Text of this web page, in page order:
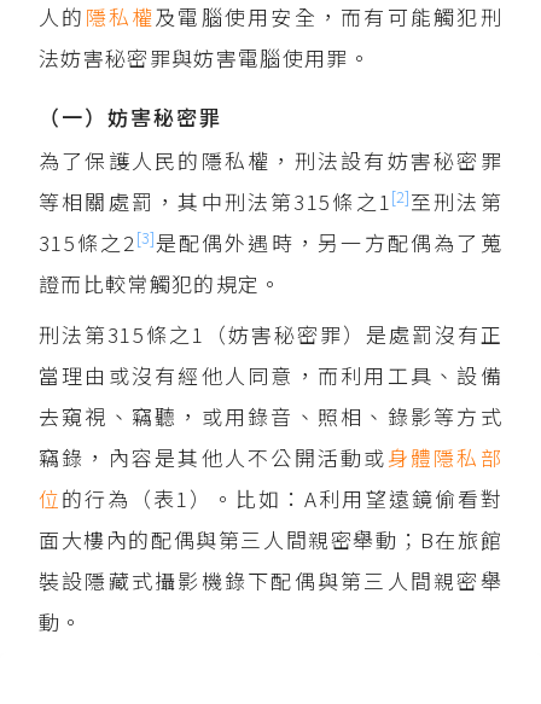
人的 隱私權及電腦使用安全，而有可能觸犯刑
法妨害秘密罪與妨害電腦使用罪。
（一）妨害秘密罪
為了保護人民的隱私權，刑法設有妨害秘密罪
等相關處罰，其中刑法第315條之1[2]至刑法第
315條之2[3]是配偶外遇時，另一方配偶為了蒐
證而比較常觸犯的規定。
刑法第315條之1（妨害秘密罪）是處罰沒有正
當理由或沒有經他人同意，而利用工具、設備
去窺視、竊聽，或用錄音、照相、錄影等方式
竊錄，內容是其他人不公開活動或身體隱私部
位的行為（表1）。比如：A利用望遠鏡偷看對
面大樓內的配偶與第三人間親密舉動；B在旅館
裝設隱藏式攝影機錄下配偶與第三人間親密舉
動。